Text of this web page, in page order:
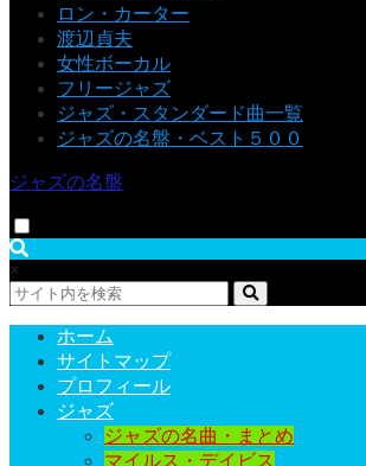
ロン・カーター
渡辺貞夫
女性ボーカル
フリージャズ
ジャズ・スタンダード曲一覧
ジャズの名盤・ベスト５００
ジャズの名盤
×
ホーム
サイトマップ
プロフィール
ジャズ
ジャズの名曲・まとめ
マイルス・デイビス